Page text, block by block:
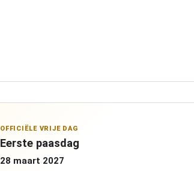
OFFICIËLE VRIJE DAG
Eerste paasdag
28 maart 2027